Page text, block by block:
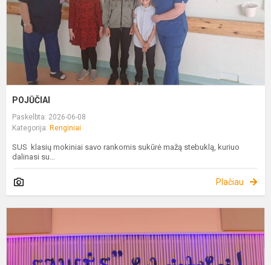
POJŪČIAI
Paskelbta: 2026-06-08
Kategorija: Renginiai
SUS klasių mokiniai savo rankomis sukūrė mažą stebuklą, kuriuo
dalinasi su...
Plačiau